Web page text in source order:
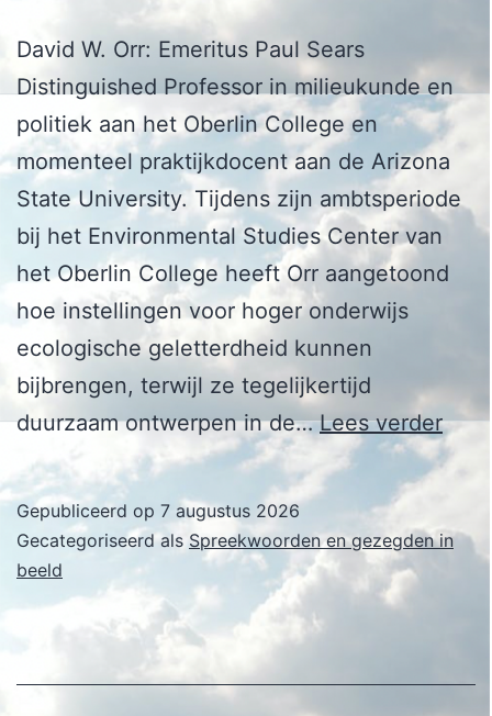
David W. Orr: Emeritus Paul Sears
Distinguished Professor in milieukunde en
politiek aan het Oberlin College en
momenteel praktijkdocent aan de Arizona
State University. Tijdens zijn ambtsperiode
bij het Environmental Studies Center van
het Oberlin College heeft Orr aangetoond
hoe instellingen voor hoger onderwijs
ecologische geletterdheid kunnen
bijbrengen, terwijl ze tegelijkertijd
duurzaam ontwerpen in de…Lees verder
W.
Gepubliceerd op 7 augustus 2026
Gecategoriseerd als Spreekwoorden en gezegden in
beeld